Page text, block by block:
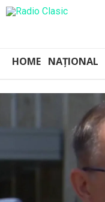
HOME NAȚIONAL